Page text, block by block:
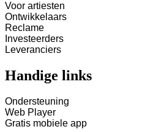
Voor artiesten
Ontwikkelaars
Reclame
Investeerders
Leveranciers
Handige links
Ondersteuning
Web Player
Gratis mobiele app